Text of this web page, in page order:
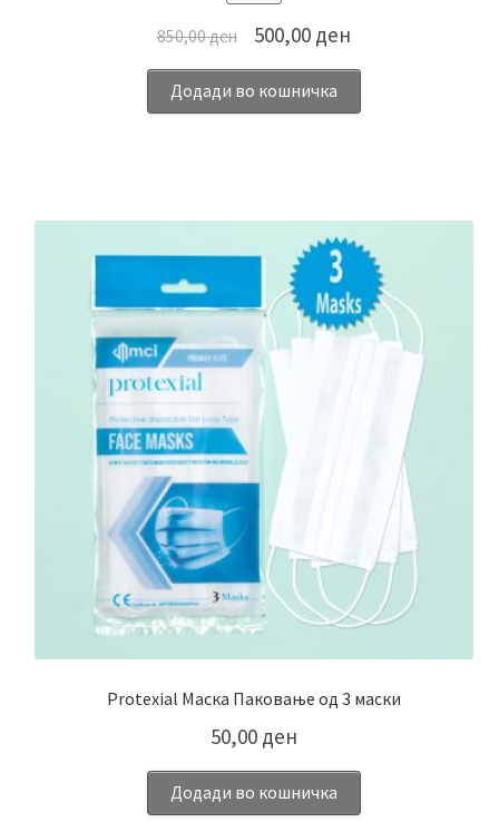
НА
ПОПУСТ
850,00ден 500,00 ден
Додади во кошничка
Protexial Маска Паковање од 3 маски
50,00 ден
Додади во кошничка